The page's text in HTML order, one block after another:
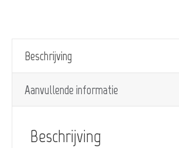
Beschrijving
Aanvullende informatie
Beschrijving